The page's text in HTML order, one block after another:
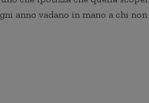
anno vadano in mano a chi non